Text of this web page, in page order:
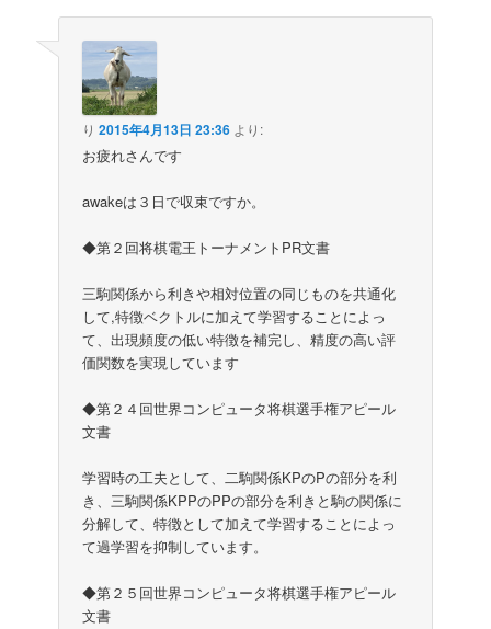
り 2015年4月13日 23:36 より:
お疲れさんです
awakeは３日で収束ですか。
◆第２回将棋電王トーナメントPR文書
三駒関係から利きや相対位置の同じものを共通化
して,特徴ベクトルに加えて学習することによっ
て、出現頻度の低い特徴を補完し、精度の高い評
価関数を実現しています
◆第２４回世界コンピュータ将棋選手権アピール
文書
学習時の工夫として、二駒関係KPのPの部分を利
き、三駒関係KPPのPPの部分を利きと駒の関係に
分解して、特徴として加えて学習することによっ
て過学習を抑制しています。
◆第２５回世界コンピュータ将棋選手権アピール
文書